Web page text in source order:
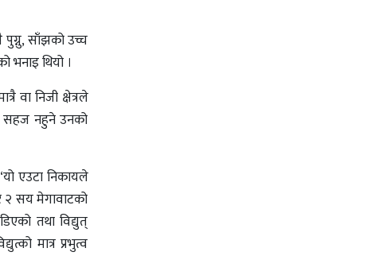
पुग्नु, साँझको उच्च
थियो ।
वा निजी क्षेत्रले
सहज नहुने उनको
एउटा निकायले
२ सय मेगावाटको
तथा विद्युत्
मात्र प्रभुत्व